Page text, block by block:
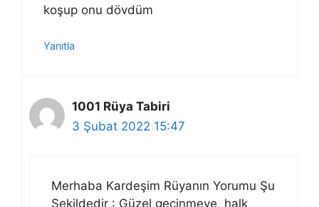
koşup onu dövdüm
Yanıtla
1001 Rüya Tabiri
3 Şubat 2022 15:47
Merhaba Kardeşim Rüyanın Yorumu Şu
Şekildedir : Güzel geçinmeye, halk